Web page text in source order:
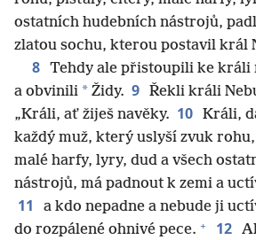
ostatních hudebních nástrojů,
zlatou sochu, kterou postavil král
8 Tehdy ale přistoupili ke králi
a obvinili * Židy. 9 Řekli králi
„Králi, ať žiješ navěky. 10 Králi,
každý muž, který uslyší zvuk
malé harfy, lyry, dud a všech
nástrojů, má padnout k zemi a
11
a kdo nepadne a nebude ji
do rozpálené ohnivé pece. + 12